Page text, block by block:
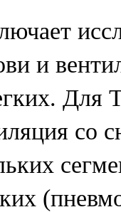
и
Для
со